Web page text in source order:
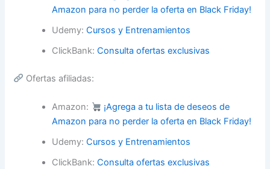
Amazon para no perder la oferta en Black Friday!
Udemy:Cursos y Entrenamientos
ClickBank:Consulta ofertas exclusivas
Ofertas afiliadas:
Amazon:
¡Agrega a tu lista de deseos de
Amazon para no perder la oferta en Black Friday!
Udemy:Cursos y Entrenamientos
ClickBank:Consulta ofertas exclusivas